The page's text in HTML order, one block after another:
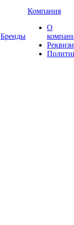
Бренды
Компания
О